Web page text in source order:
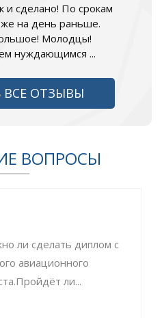
и сделано! По срокам
на день раньше.
Молодцы!
нуждающимся ...
ВСЕ ОТЗЫВЫ
ВОПРОСЫ
ли сделать диплом с
авиационного
ли...